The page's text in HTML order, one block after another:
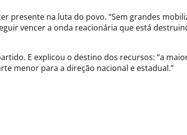
presente na luta do povo. “Sem grandes
vencer a onda reacionária que está
E explicou o destino dos recursos: “a
menor para a direção nacional e estadual.”